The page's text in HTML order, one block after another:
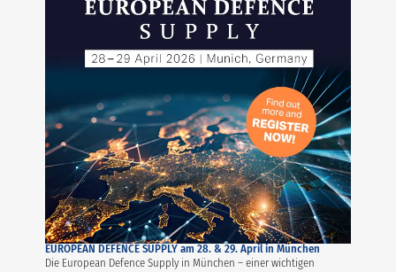
EUROPEAN DEFENCE SUPPLY am 28. & 29. April in München
Die European Defence Supply in München – einer wichtigen